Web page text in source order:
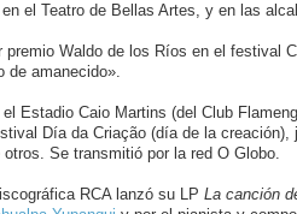
el Teatro de Bellas Artes, y en las
premio Waldo de los Ríos en el festival
de amanecido».
Estadio Caio Martins (del Club
Día da Criação (día de la creación),
Se transmitió por la red O Globo.
RCA lanzó su LP La canción